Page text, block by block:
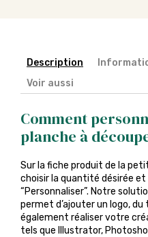
Description
Voir aussi
Comment
planche à
Sur la fiche produit de la
choisir la quantité désirée et
“Personnaliser”. Notre
permet d’ajouter un logo,
également réaliser votre
tels que Illustrator,